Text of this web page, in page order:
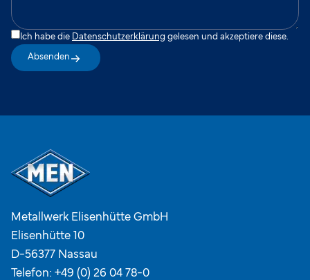
Ich habe die Datenschutzerklärung gelesen und akzeptiere diese.
Absenden
Metallwerk Elisenhütte GmbH
Elisenhütte 10
D-56377 Nassau
Telefon: +49 (0) 26 04 78-0